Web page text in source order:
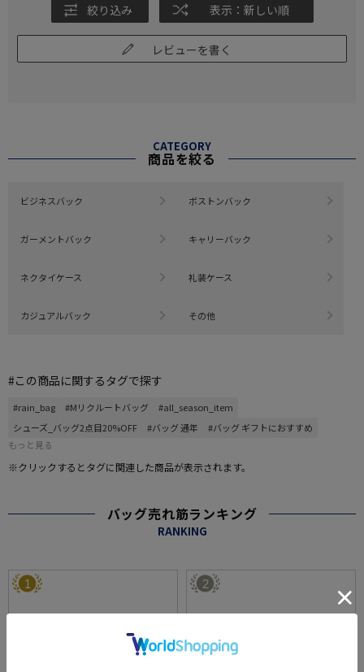
絞り込み 表示：新しい順
レビューを書く
CATEGORY
商品を絞る
ビジネスバック ボストンバック
ガーメントバック キャリーバック
ネクタイケース 礼装ケース
カジュアルバック その他
#この商品に関するタグで探す
#rain_bag #Mリクルートバッグ
#all_season_item
シューズ_バッグ2点目20%OFF
#バッグ 通年
#バッグ ギフトにおすすめ
もっと見る
※クリックするとタグに関連した商品が表示されます。
バッグ売れ筋ランキング
RANKING
1 2